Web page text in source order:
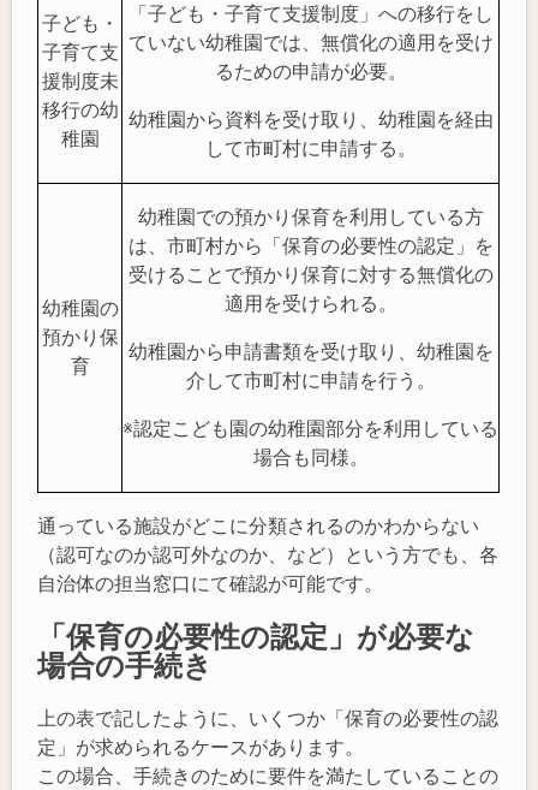
子ども・
子育て支
援制度未
移行の幼
稚園
「子ども・子育て支援制度」への移行をし
ていない幼稚園では、無償化の適用を受け
るための申請が必要。
幼稚園から資料を受け取り、幼稚園を経由
して市町村に申請する。
幼稚園の
預かり保
育
幼稚園での預かり保育を利用している方
は、市町村から「保育の必要性の認定」を
受けることで預かり保育に対する無償化の
適用を受けられる。
幼稚園から申請書類を受け取り、幼稚園を
介して市町村に申請を行う。
※認定こども園の幼稚園部分を利用している
場合も同様。
通っている施設がどこに分類されるのかわからない
（認可なのか認可外なのか、など）という方でも、各
自治体の担当窓口にて確認が可能です。
「保育の必要性の認定」が必要な
場合の手続き
上の表で記したように、いくつか「保育の必要性の認
定」が求められるケースがあります。
この場合、手続きのために要件を満たしていることの